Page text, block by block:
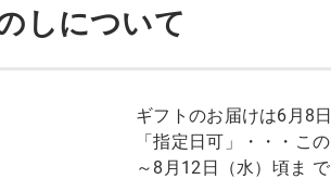
しについて
ギフトのお届けは6月8
「指定日可」・・・こ
～8月12日（水）頃ま